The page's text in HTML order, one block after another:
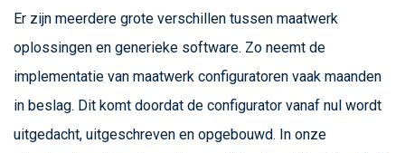
Er zijn meerdere grote verschillen tussen maatwerk
oplossingen en generieke software. Zo neemt de
implementatie van maatwerk configuratoren vaak maanden
in beslag. Dit komt doordat de configurator vanaf nul wordt
uitgedacht, uitgeschreven en opgebouwd. In onze